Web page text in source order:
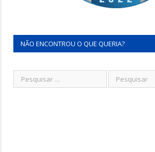
NÃO ENCONTROU O QUE QUERIA?